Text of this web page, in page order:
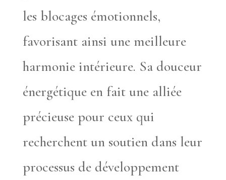
les blocages émotionnels,
favorisant ainsi une meilleure
harmonie intérieure. Sa douceur
énergétique en fait une alliée
précieuse pour ceux qui
recherchent un soutien dans leur
processus de développement